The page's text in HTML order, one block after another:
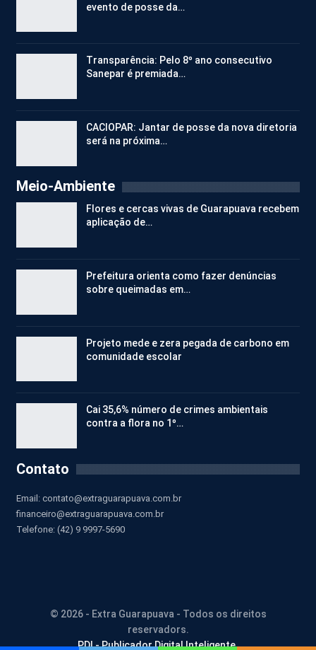
evento de posse da…
Transparência: Pelo 8º ano consecutivo
Sanepar é premiada…
CACIOPAR: Jantar de posse da nova diretoria
será na próxima…
Meio-Ambiente
Flores e cercas vivas de Guarapuava recebem
aplicação de…
Prefeitura orienta como fazer denúncias
sobre queimadas em…
Projeto mede e zera pegada de carbono em
comunidade escolar
Cai 35,6% número de crimes ambientais
contra a flora no 1º…
Contato
Email: contato@extraguarapuava.com.br
financeiro@extraguarapuava.com.br
Telefone: (42) 9 9997-5690
© 2026 - Extra Guarapuava - Todos os direitos
reservadors.
PDI - Publicador Digital Inteligente.